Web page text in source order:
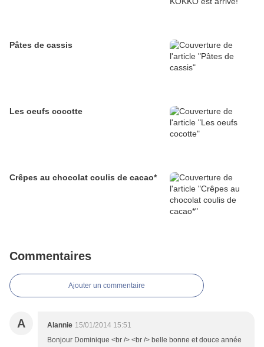
Pâtes de cassis
Les oeufs cocotte
Crêpes au chocolat coulis de cacao*
Commentaires
Ajouter un commentaire
A Alannie 15/01/2014 15:51
Bonjour Dominique <br /> <br /> belle bonne et douce année